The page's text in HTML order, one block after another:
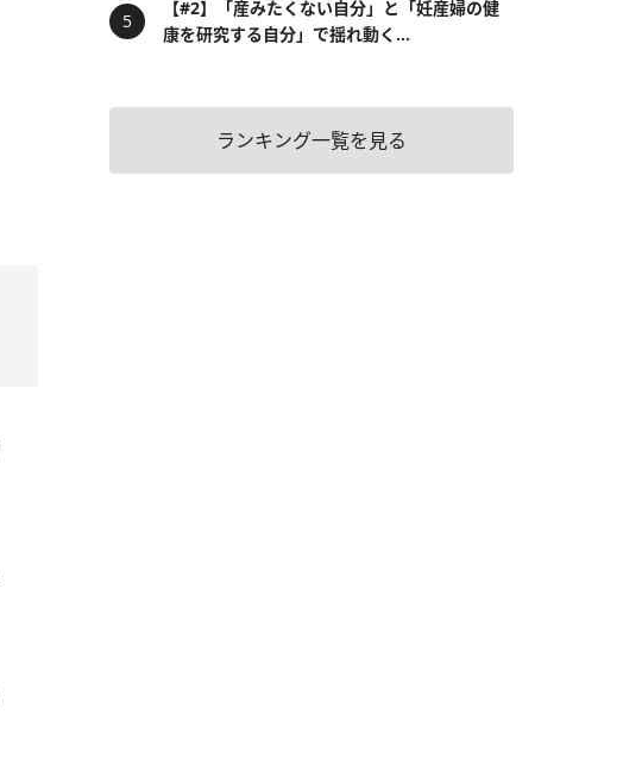
【#2】「産みたくない自分」と「妊産婦の健
康を研究する自分」で揺れ動く...
ランキング一覧を見る